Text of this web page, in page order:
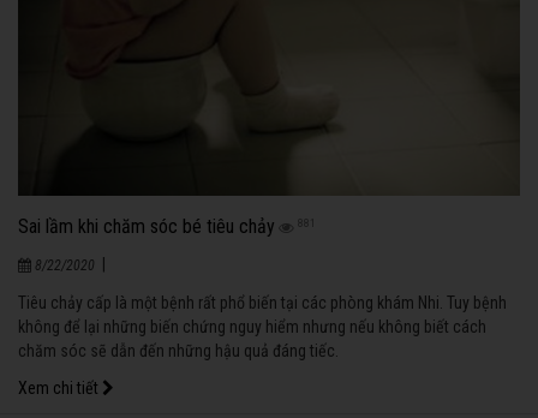
Sai lầm khi chăm sóc bé tiêu chảy 881
8/22/2020
Tiêu chảy cấp là một bệnh rất phổ biến tại các phòng khám Nhi. Tuy bệnh
không để lại những biến chứng nguy hiểm nhưng nếu không biết cách
chăm sóc sẽ dẫn đến những hậu quả đáng tiếc.
Xem chi tiết